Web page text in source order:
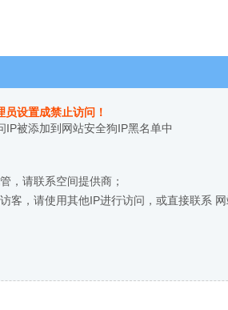
设置成禁止访问！
IP被添加到网站安全狗IP黑名单中
，请联系空间提供商；
客，请使用其他IP进行访问，或直接联系 网